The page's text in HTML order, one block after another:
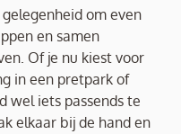
om even
en samen
Of je nu kiest voor
in een pretpark of
wel iets passends te
elkaar bij de hand en